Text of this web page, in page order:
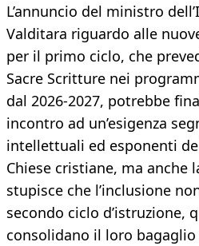
L’annuncio del ministro
Valditara riguardo alle
per il primo ciclo, che
Sacre Scritture nei
dal 2026-2027, potrebbe
incontro ad un’esigenza
intellettuali ed esponenti
Chiese cristiane, ma anche
stupisce che l’inclusione
secondo ciclo d’istruzione,
consolidano il loro